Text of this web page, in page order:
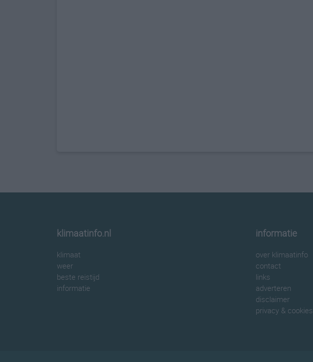
klimaatinfo.nl
klimaat
weer
beste reistijd
informatie
informatie
over klimaatinfo
contact
links
adverteren
disclaimer
privacy & cookies